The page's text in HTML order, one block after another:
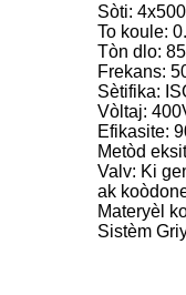
Sòti:
To koule:
Tòn dlo:
Frekans:
Sètifika:
Vòltaj:
Efikasite:
Metòd
Valv: Ki
ak
Materyèl
Sistèm